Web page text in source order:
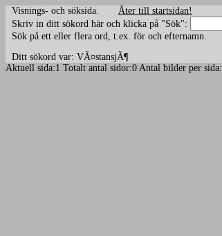
Visnings- och söksida. Åter till startsidan!
Skriv in ditt sökord här och klicka på "Sök":
Sök på ett eller flera ord, t.ex. för och efternamn.
Ditt sökord var: VÃ¤stansjÃ¶
Aktuell sida:1 Totalt antal sidor:0 Antal bilder per